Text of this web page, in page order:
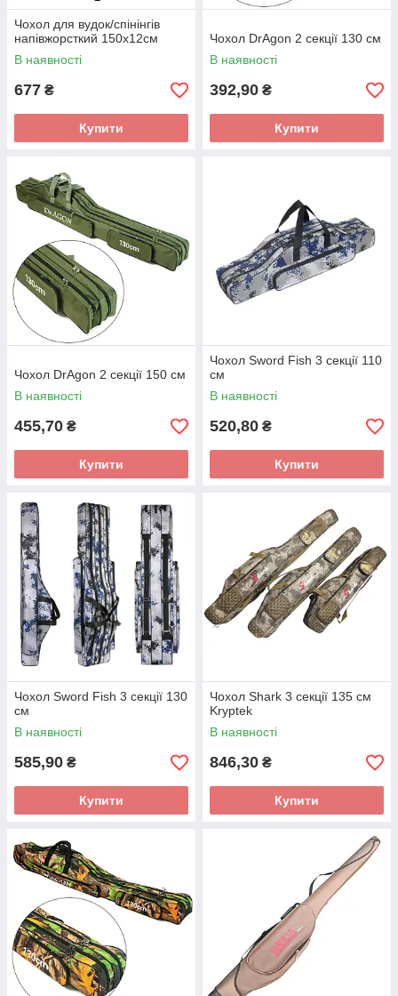
Чохол для вудок/спінінгів
напівжорсткий 150х12см
В наявності
677 ₴
Купити
Чохол DrAgon 2 секції 130 см
В наявності
392,90 ₴
Купити
Чохол DrAgon 2 секції 150 см
В наявності
455,70 ₴
Купити
Чохол Sword Fish 3 секції 110
см
В наявності
520,80 ₴
Купити
Чохол Sword Fish 3 секції 130
см
В наявності
585,90 ₴
Купити
Чохол Shark 3 секції 135 см
Kryptek
В наявності
846,30 ₴
Купити